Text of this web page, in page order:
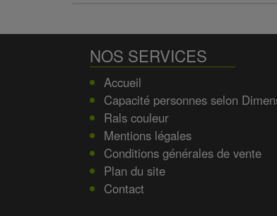
NOS SERVICES
Accueil
Capacité personnes selon
Rals couleur
Mentions légales
Conditions générales de vente
Plan du site
Contact